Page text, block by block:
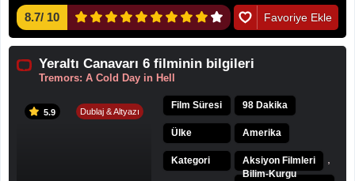
8.7/ 10 Favoriye Ekle
Yeraltı Canavarı 6 filminin bilgileri
Tremors: A Cold Day in Hell
5.9 Dublaj & Altyazı
Film Süresi 98 Dakika
Ülke Amerika
Kategori Aksiyon Filmleri
Bilim-Kurgu